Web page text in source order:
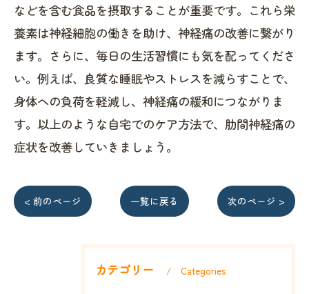
などを含む食品を摂取することが重要です。これら栄
養素は神経細胞の働きを助け、神経痛の改善に繋がり
ます。さらに、毎日の生活習慣にも気を配ってくださ
い。例えば、良質な睡眠やストレスを減らすことで、
身体への負荷を軽減し、神経痛の緩和につながりま
す。以上のような自宅でのケア方法で、肋間神経痛の
症状を改善していきましょう。
< 前のページ 一覧に戻る 次のページ >
カテゴリー Categories